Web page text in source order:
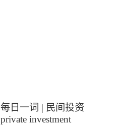
每日一词 | 民间投资
private investment